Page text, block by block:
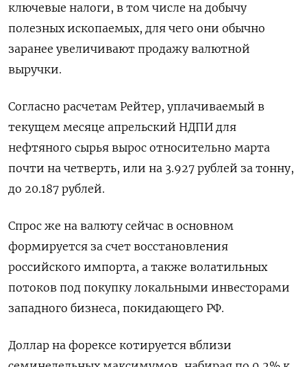
ключевые налоги, в том числе на добычу
полезных ископаемых, для чего они обычно
заранее увеличивают продажу валютной
выручки.
Согласно расчетам Рейтер, уплачиваемый в
текущем месяце апрельский НДПИ для
нефтяного сырья вырос относительно марта
почти на четверть, или на 3.927 рублей за тонну,
до 20.187 рублей.
Спрос же на валюту сейчас в основном
формируется за счет восстановления
российского импорта, а также волатильных
потоков под покупку локальными инвесторами
западного бизнеса, покидающего РФ.
Доллар на форексе котируется вблизи